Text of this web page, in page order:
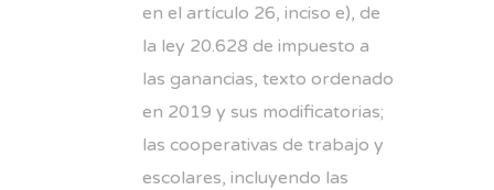
en el artículo 26, inciso e), de
la ley 20.628 de impuesto a
las ganancias, texto ordenado
en 2019 y sus modificatorias;
las cooperativas de trabajo y
escolares, incluyendo las